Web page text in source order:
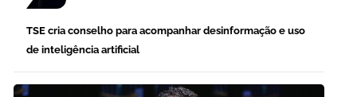
TSE cria conselho para acompanhar desinformação e uso
de inteligência artificial